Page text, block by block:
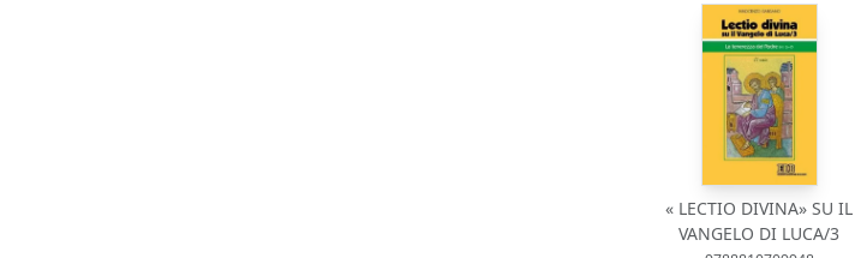
« LECTIO DIVINA» SU IL
VANGELO DI LUCA/3